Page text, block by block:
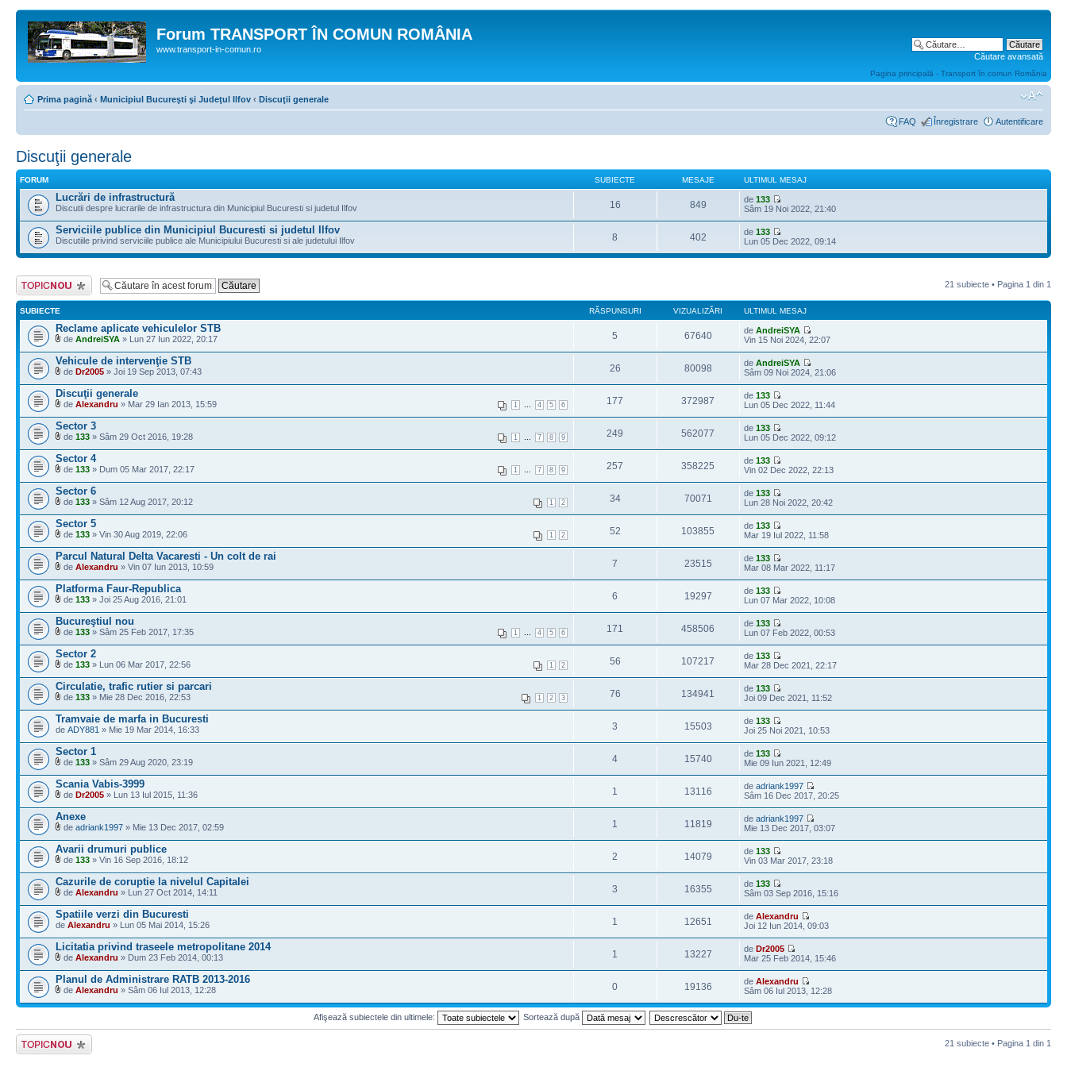
Forum TRANSPORT ÎN COMUN ROMÂNIA
www.transport-in-comun.ro
Căutare avansată
Pagina principală - Transport în comun România
Prima pagină ‹ Municipiul Bucureşti şi Judeţul Ilfov ‹ Discuţii generale
FAQ Înregistrare Autentificare
Discuţii generale
FORUM SUBIECTE MESAJE ULTIMUL MESAJ
Lucrări de infrastructură
Discutii despre lucrarile de infrastructura din Municipiul Bucuresti si judetul Ilfov 16 849 de133
Sâm 19 Noi 2022, 21:40
Serviciile publice din Municipiul Bucuresti si judetul Ilfov
Discutiile privind serviciile publice ale Municipiului Bucuresti si ale judetului Ilfov 8 402 de133
Lun 05 Dec 2022, 09:14
Scrie un subiect
nou
21 subiecte • Pagina 1 din 1
SUBIECTE RĂSPUNSURI VIZUALIZĂRI ULTIMUL MESAJ
Reclame aplicate vehiculelor STB
de AndreiSYA » Lun 27 Iun 2022, 20:17 5 67640 deAndreiSYA
Vin 15 Noi 2024, 22:07
Vehicule de intervenţie STB
de Dr2005 » Joi 19 Sep 2013, 07:43 26 80098 deAndreiSYA
Sâm 09 Noi 2024, 21:06
Discuţii generale
1 4 5 6
de Alexandru » Mar 29 Ian 2013, 15:59 177 372987 de133
Lun 05 Dec 2022, 11:44
Sector 3
1 7 8 9
de 133 » Sâm 29 Oct 2016, 19:28 249 562077 de133
Lun 05 Dec 2022, 09:12
Sector 4
1 7 8 9
de 133 » Dum 05 Mar 2017, 22:17 257 358225 de133
Vin 02 Dec 2022, 22:13
Sector 6
1 2
de 133 » Sâm 12 Aug 2017, 20:12 34 70071 de133
Lun 28 Noi 2022, 20:42
Sector 5
1 2
de 133 » Vin 30 Aug 2019, 22:06 52 103855 de133
Mar 19 Iul 2022, 11:58
Parcul Natural Delta Vacaresti - Un colt de rai
de Alexandru » Vin 07 Iun 2013, 10:59 7 23515 de133
Mar 08 Mar 2022, 11:17
Platforma Faur-Republica
de 133 » Joi 25 Aug 2016, 21:01 6 19297 de133
Lun 07 Mar 2022, 10:08
Bucureştiul nou
1 4 5 6
de 133 » Sâm 25 Feb 2017, 17:35 171 458506 de133
Lun 07 Feb 2022, 00:53
Sector 2
1 2
de 133 » Lun 06 Mar 2017, 22:56 56 107217 de133
Mar 28 Dec 2021, 22:17
Circulatie, trafic rutier si parcari
1 2 3
de 133 » Mie 28 Dec 2016, 22:53 76 134941 de133
Joi 09 Dec 2021, 11:52
Tramvaie de marfa in Bucuresti
de ADY881 » Mie 19 Mar 2014, 16:33 3 15503 de133
Joi 25 Noi 2021, 10:53
Sector 1
de 133 » Sâm 29 Aug 2020, 23:19 4 15740 de133
Mie 09 Iun 2021, 12:49
Scania Vabis-3999
de Dr2005 » Lun 13 Iul 2015, 11:36 1 13116 deadriank1997
Sâm 16 Dec 2017, 20:25
Anexe
de adriank1997 » Mie 13 Dec 2017, 02:59 1 11819 deadriank1997
Mie 13 Dec 2017, 03:07
Avarii drumuri publice
de 133 » Vin 16 Sep 2016, 18:12 2 14079 de133
Vin 03 Mar 2017, 23:18
Cazurile de coruptie la nivelul Capitalei
de Alexandru » Lun 27 Oct 2014, 14:11 3 16355 de133
Sâm 03 Sep 2016, 15:16
Spatiile verzi din Bucuresti
de Alexandru » Lun 05 Mai 2014, 15:26 1 12651 deAlexandru
Joi 12 Iun 2014, 09:03
Licitatia privind traseele metropolitane 2014
de Alexandru » Dum 23 Feb 2014, 00:13 1 13227 deDr2005
Mar 25 Feb 2014, 15:46
Planul de Administrare RATB 2013-2016
de Alexandru » Sâm 06 Iul 2013, 12:28 0 19136 deAlexandru
Sâm 06 Iul 2013, 12:28
Afişează subiectele din ultimele: Sortează după
Scrie un subiect
nou
21 subiecte • Pagina 1 din 1